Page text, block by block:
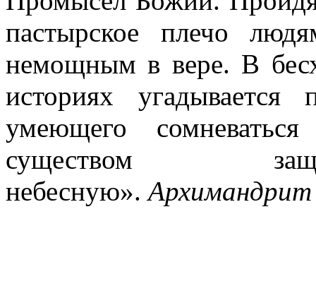
пастырское плечо
немощным в вере. В
историях угадывается
умеющего
существом
небесную».